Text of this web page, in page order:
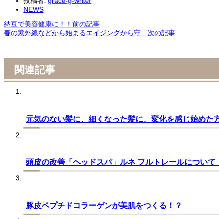
NEWS
納豆で美容健康に！！ 前の記事
春の紫外線などから始まるエイジングから守… 次の記事
関連記事
元気のない髪に、細くなった髪に、変化を感じ始めた
頭皮の改善「ヘッドスパ」ルネ フルトレールについて
豚皮ペプチドコラーゲンが美肌をつくる！？